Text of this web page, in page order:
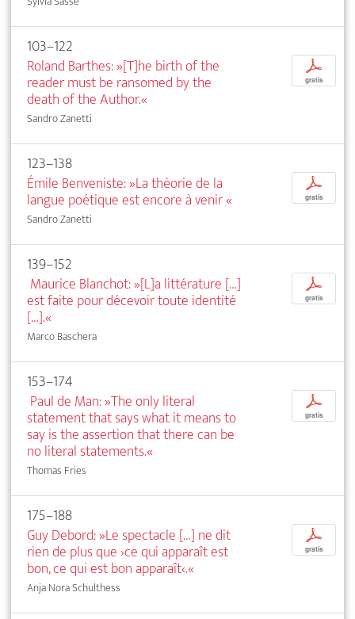
103–122
Roland Barthes: »[T]he birth of the
reader must be ransomed by the
death of the Author.«
Sandro Zanetti
p
gratis
123–138
Émile Benveniste: »La théorie de la
langue poétique est encore à venir«
Sandro Zanetti
p
gratis
139–152
Maurice Blanchot: »[L]a littérature […]
est faite pour décevoir toute identité
[…].«
Marco Baschera
p
gratis
153–174
Paul de Man: »The only literal
statement that says what it means to
say is the assertion that there can be
no literal statements.«
Thomas Fries
p
gratis
175–188
Guy Debord: »Le spectacle […] ne dit
rien de plus que ›ce qui apparaît est
bon, ce qui est bon apparaît‹.«
Anja Nora Schulthess
p
gratis